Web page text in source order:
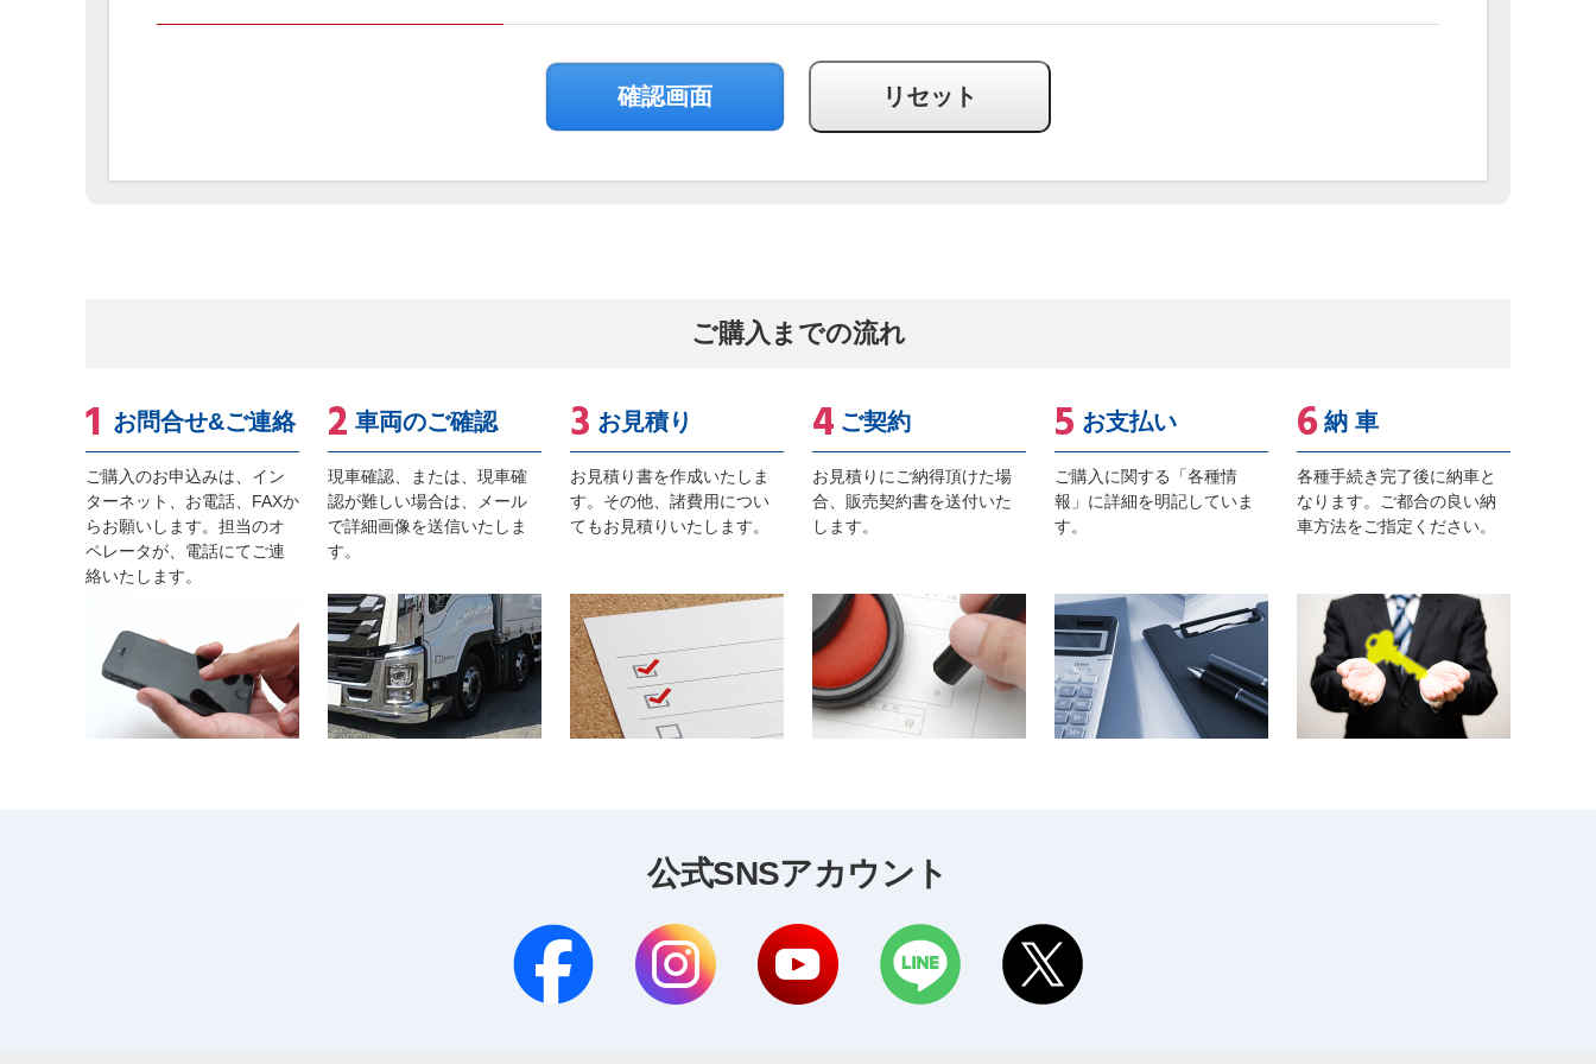
ご購入までの流れ
お問合せ&ご連絡
ご購入のお申込みは、イン
ターネット、お電話、FAXか
らお願いします。担当のオ
ペレータが、電話にてご連
絡いたします。
車両のご確認
現車確認、または、現車確
認が難しい場合は、メール
で詳細画像を送信いたしま
す。
お見積り
お見積り書を作成いたしま
す。その他、諸費用につい
てもお見積りいたします。
ご契約
お見積りにご納得頂けた場
合、販売契約書を送付いた
します。
お支払い
ご購入に関する「各種情
報」に詳細を明記していま
す。
納 車
各種手続き完了後に納車と
なります。ご都合の良い納
車方法をご指定ください。
公式SNSアカウント